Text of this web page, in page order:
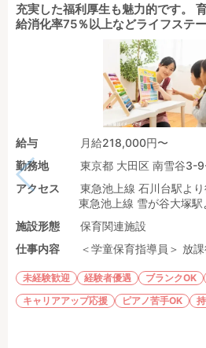
充実した福利厚生も魅力的です。
給消化率75％以上などライフステ
給与
月給218,000円〜
勤務地
東京都 大田区 南雪谷
アクセス
東急池上線 石川台駅よ
東急池上線 雪が谷大塚駅
施設形態
保育関連施設
仕事内容
＜学童保育指導員＞ 放
未経験歓迎 経験者優遇 ブランクOK
キャリアアップ応援
ピアノ苦手OK